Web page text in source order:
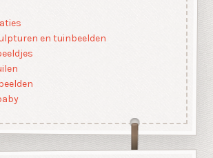
en tuinbeelden